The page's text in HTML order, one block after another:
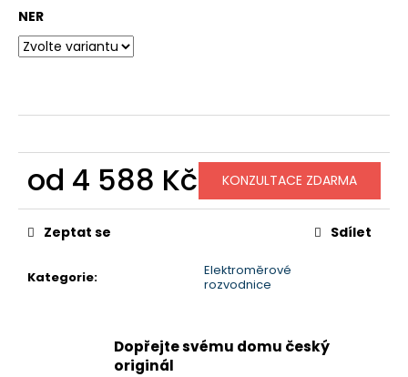
NER
od 4 588 Kč KONZULTACE ZDARMA
Kategorie:
Elektroměrové
rozvodnice
Zeptat se Sdílet
Dopřejte svému domu český
originál
o
r
u
j
m